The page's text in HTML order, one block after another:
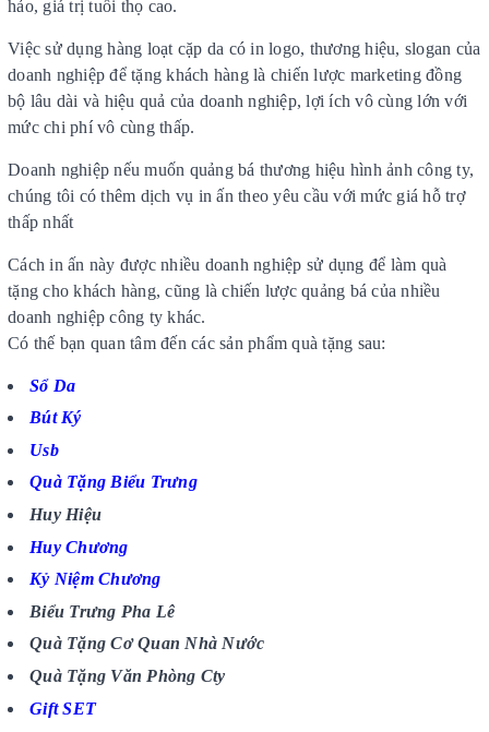
hảo, giá trị tuổi thọ cao.
Việc sử dụng hàng loạt cặp da có in logo, thương hiệu, slogan của
doanh nghiệp để tặng khách hàng là chiến lược marketing đồng
bộ lâu dài và hiệu quả của doanh nghiệp, lợi ích vô cùng lớn với
mức chi phí vô cùng thấp.
Doanh nghiệp nếu muốn quảng bá thương hiệu hình ảnh công ty,
chúng tôi có thêm dịch vụ in ấn theo yêu cầu với mức giá hỗ trợ
thấp nhất
Cách in ấn này được nhiều doanh nghiệp sử dụng để làm quà
tặng cho khách hàng, cũng là chiến lược quảng bá của nhiều
doanh nghiệp công ty khác.
Có thế bạn quan tâm đến các sản phẩm quà tặng sau:
Sổ Da
Bút Ký
Usb
Quà Tặng Biểu Trưng
Huy Hiệu
Huy Chương
Kỷ Niệm Chương
Biểu Trưng Pha Lê
Quà Tặng Cơ Quan Nhà Nước
Quà Tặng Văn Phòng Cty
Gift SET